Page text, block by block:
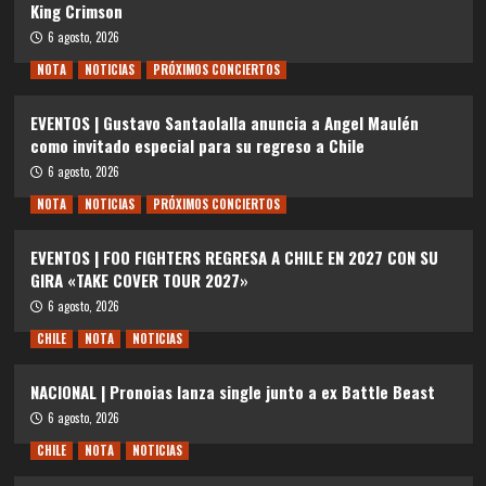
King Crimson
6 agosto, 2026
NOTA
NOTICIAS PRÓXIMOS CONCIERTOS
EVENTOS | Gustavo Santaolalla anuncia a Angel Maulén
como invitado especial para su regreso a Chile
6 agosto, 2026
NOTA
NOTICIAS PRÓXIMOS CONCIERTOS
EVENTOS | FOO FIGHTERS REGRESA A CHILE EN 2027 CON SU
GIRA «TAKE COVER TOUR 2027»
6 agosto, 2026
CHILE
NOTA NOTICIAS
NACIONAL | Pronoias lanza single junto a ex Battle Beast
6 agosto, 2026
CHILE
NOTA NOTICIAS